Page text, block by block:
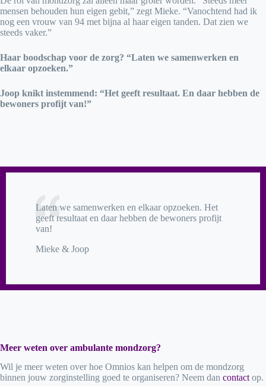
mensen behouden hun eigen gebit,” zegt Mieke. “Vanochtend had ik
nog een vrouw van 94 met bijna al haar eigen tanden. Dat zien we
steeds vaker.”
Haar boodschap voor de zorg? “Laten we samenwerken en
elkaar opzoeken.”
Joop knikt instemmend: “Het geeft resultaat. En daar hebben de
bewoners profijt van!”
Laten we samenwerken en elkaar opzoeken. Het
geeft resultaat en daar hebben de bewoners profijt
van!
Mieke & Joop
Meer weten over ambulante mondzorg?
Wil je meer weten over hoe Omnios kan helpen om de mondzorg
binnen jouw zorginstelling goed te organiseren? Neem dan contactop.